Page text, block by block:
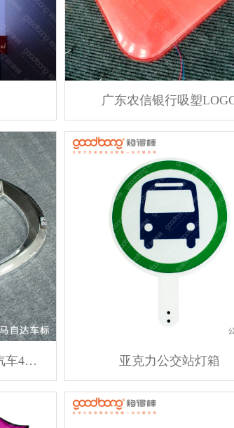
广东农信银行吸塑
马自达汽车标志_马自达汽车4S店标识_马自达车标 亚克力公交站灯箱